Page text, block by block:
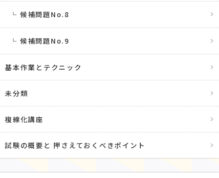
候補問題No.8
候補問題No.9
基本作業とテクニック
未分類
複線化講座
試験の概要と 押さえておくべきポイント